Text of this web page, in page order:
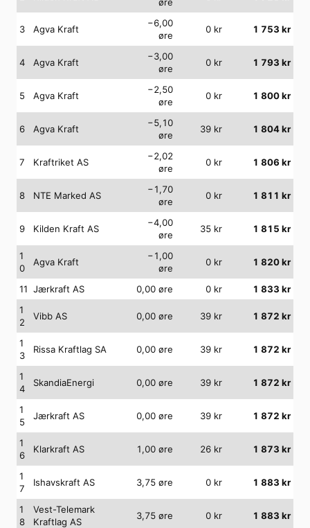
3 Agva Kraft
−6,00
øre
0 kr 1 753 kr
4 Agva Kraft
−3,00
øre
0 kr 1 793 kr
5 Agva Kraft
−2,50
øre
0 kr 1 800kr
6 Agva Kraft
−5,10
øre
39 kr 1 804kr
7 Kraftriket AS
−2,02
øre
0 kr 1 806 kr
8 NTE Marked AS
−1,70
øre
0 kr 1 811 kr
9 Kilden Kraft AS
−4,00
øre
35 kr 1 815 kr
1
0
Agva Kraft
−1,00
øre
0 kr 1 820kr
11 Jærkraft AS 0,00 øre 0 kr 1 833 kr
1
2
Vibb AS 0,00 øre 39 kr 1 872 kr
1
3
Rissa Kraftlag SA 0,00 øre 39 kr 1 872 kr
1
4
SkandiaEnergi 0,00 øre 39 kr 1 872 kr
1
5
Jærkraft AS 0,00 øre 39 kr 1 872 kr
1
6
Klarkraft AS 1,00 øre 26 kr 1 873 kr
1
7
Ishavskraft AS 3,75 øre 0 kr 1 883 kr
1
8
Vest-Telemark
Kraftlag AS
3,75 øre 0 kr 1 883 kr